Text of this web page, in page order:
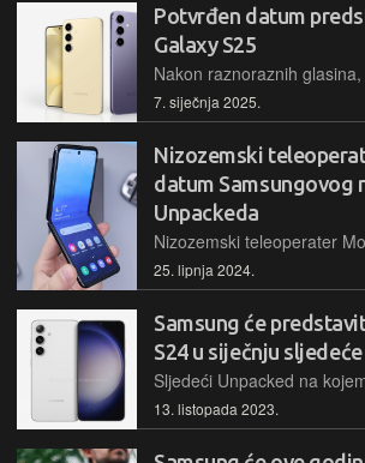
Potvrđen datum
Galaxy S25
7. siječnja 2025.
Nizozemski
datum Samsungovog
Unpackeda
25. lipnja 2024.
Samsung će
S24 u siječnju
13. listopada 2023.